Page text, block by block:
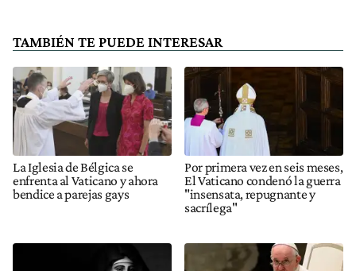
TAMBIÉN TE PUEDE INTERESAR
La Iglesia de Bélgica se
enfrenta al Vaticano y ahora
bendice a parejas gays
Por primera vez en seis meses,
El Vaticano condenó la guerra
"insensata, repugnante y
sacrílega"